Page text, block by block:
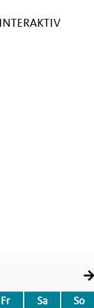
INTERAKTIV
Fr Sa So